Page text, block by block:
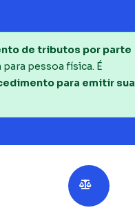
de tributos por parte
pessoa física. É
para emitir sua